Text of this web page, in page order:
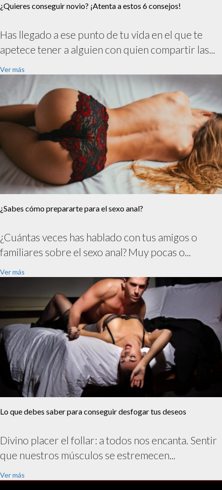
¿Quieres conseguir novio? ¡Atenta a estos 6 consejos!
Has llegado a ese punto de tu vida en el que te
apetece tener a alguien con quien compartir las...
Ver más
¿Sabes cómo prepararte para el sexo anal?
¿Cuántas veces has hablado con tus amigos o
familiares sobre el sexo anal? Muy pocas o...
Ver más
Lo que debes saber para conseguir desfogar tus deseos
Divino placer el follar: a todos nos encanta. Sentir
que nuestros músculos se estremecen...
Ver más